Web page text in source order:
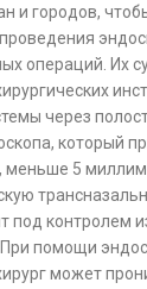
и городов,
операций. Их
через
который
меньше 5
под контролем
помощи
может